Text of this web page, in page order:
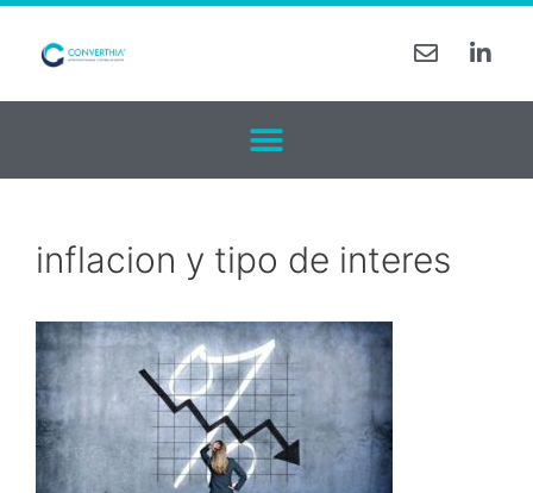
inflacion y tipo de interes